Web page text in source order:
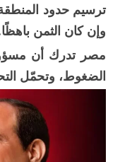
ترسيم حدود
وإن كان الثمن باهظًا.
مصر تدرك أن
الضغوط، وتحمّل